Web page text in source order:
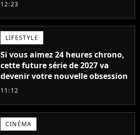
12:23
LIFESTYLE
Si vous aimez 24 heures chrono,
cette future série de 2027 va
devenir votre nouvelle obsession
11:12
CINÉMA